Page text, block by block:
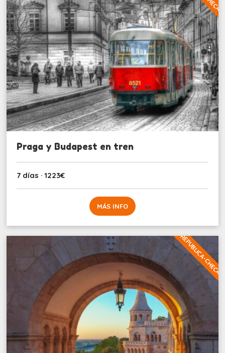
Praga y Budapest en tren
7 días · 1223€
MÁS INFO
REPUBLICA-CHECA